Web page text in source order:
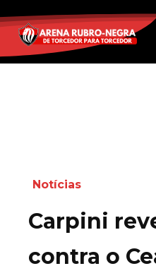
Notícias
Carpini
contra o